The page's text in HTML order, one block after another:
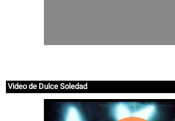
Video de Dulce Soledad